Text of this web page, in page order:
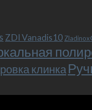
ZDI Vanadis10
клинка